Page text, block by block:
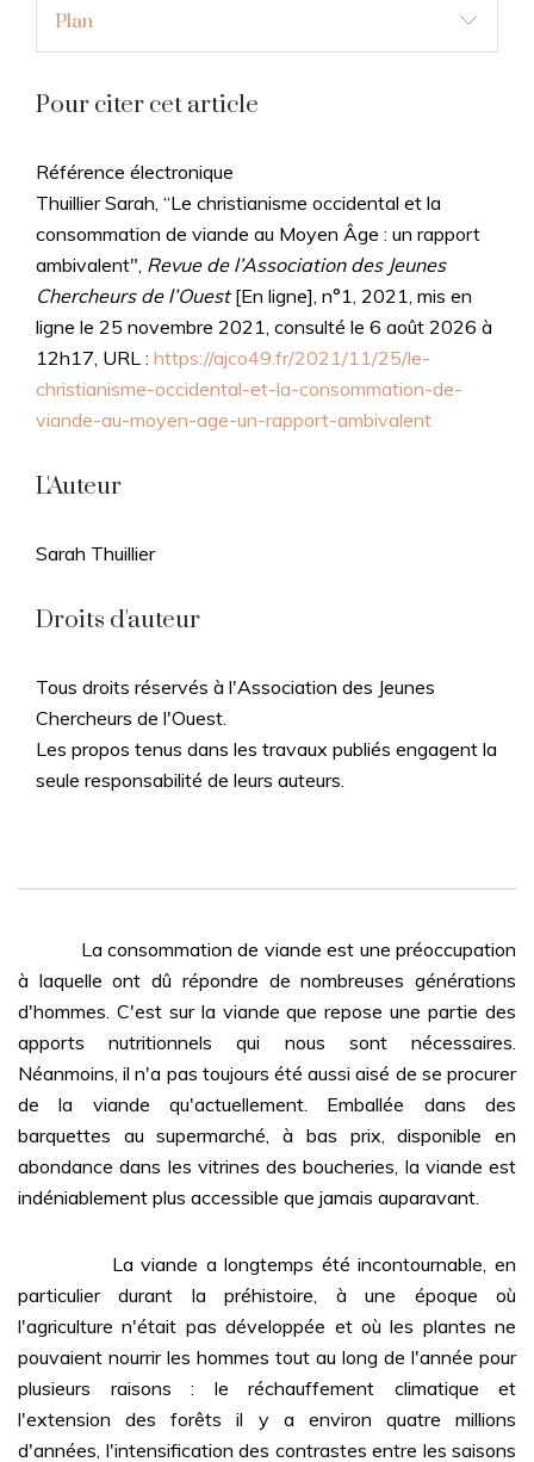
Plan
Pour citer cet article
Référence électronique
Thuillier Sarah, “Le christianisme occidental et la
consommation de viande au Moyen Âge : un rapport
ambivalent", Revue de l’Association des Jeunes
Chercheurs de l’Ouest[En ligne], n°1, 2021, mis en
ligne le 25 novembre 2021, consulté le 6 août 2026 à
12h17, URL : https://ajco49.fr/2021/11/25/le-
christianisme-occidental-et-la-consommation-de-
viande-au-moyen-age-un-rapport-ambivalent
L'Auteur
Sarah Thuillier
Droits d'auteur
Tous droits réservés à l'Association des Jeunes
Chercheurs de l'Ouest.
Les propos tenus dans les travaux publiés engagent la
seule responsabilité de leurs auteurs.
La consommation de viande est une préoccupation
à laquelle ont dû répondre de nombreuses générations
d'hommes. C'est sur la viande que repose une partie des
apports nutritionnels qui nous sont nécessaires.
Néanmoins, il n'a pas toujours été aussi aisé de se procurer
de la viande qu'actuellement. Emballée dans des
barquettes au supermarché, à bas prix, disponible en
abondance dans les vitrines des boucheries, la viande est
indéniablement plus accessible que jamais auparavant.
La viande a longtemps été incontournable, en
particulier durant la préhistoire, à une époque où
l'agriculture n'était pas développée et où les plantes ne
pouvaient nourrir les hommes tout au long de l'année pour
plusieurs raisons : le réchauffement climatique et
l'extension des forêts il y a environ quatre millions
d'années, l'intensification des contrastes entre les saisons